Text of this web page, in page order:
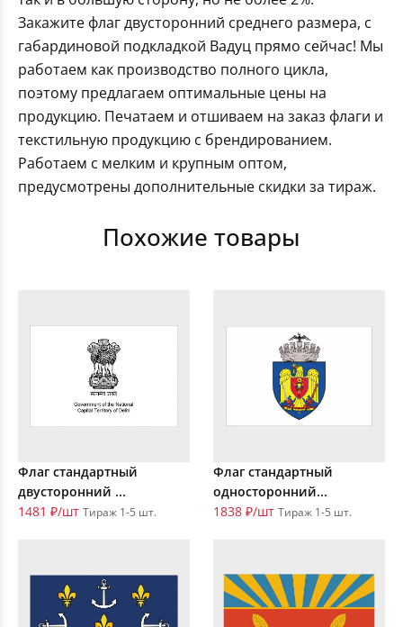
Закажите флаг двусторонний среднего размера, с
габардиновой подкладкой Вадуц прямо сейчас! Мы
работаем как производство полного цикла,
поэтому предлагаем оптимальные цены на
продукцию. Печатаем и отшиваем на заказ флаги и
текстильную продукцию с брендированием.
Работаем с мелким и крупным оптом,
предусмотрены дополнительные скидки за тираж.
Похожие товары
Флаг стандартный
двусторонний ...
1481 ₽/шт Тираж 1-5 шт.
Флаг стандартный
односторонний...
1838 ₽/шт Тираж 1-5 шт.